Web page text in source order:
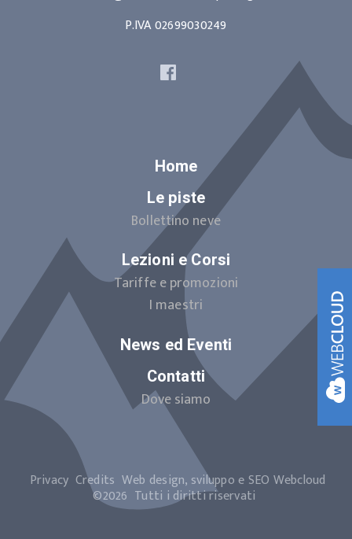
P.IVA 02699030249
Home
Le piste
Bollettino neve
Lezioni e Corsi
Tariffe e promozioni
I maestri
News ed Eventi
Contatti
Dove siamo
Privacy Credits Web design, sviluppo e SEO Webcloud
©2026 Tutti i diritti riservati